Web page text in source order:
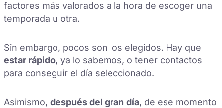
factores más valorados a la hora de escoger una
temporada u otra.
Sin embargo, pocos son los elegidos. Hay que
estar rápido, ya lo sabemos, o tener contactos
para conseguir el día seleccionado.
Asimismo, después del gran día, de ese momento